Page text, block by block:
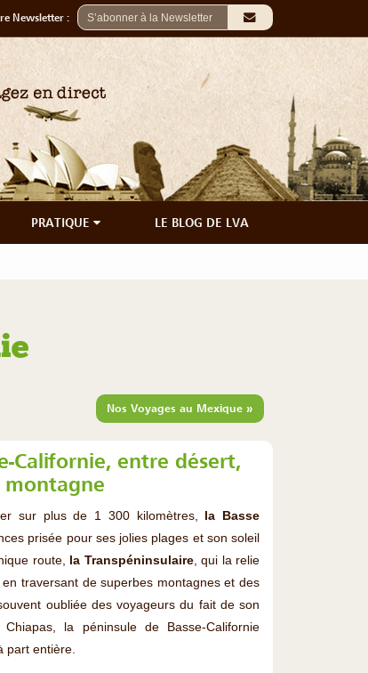
Newsletter :
PRATIQUE LE BLOG DE LVA
Nos Voyages au Mexique »
Californie, entre désert,
sur plus de 1 300 kilomètres,
la Basse
prisée pour ses jolies plages et son soleil
route, la Transpéninsulaire, qui la relie
traversant de superbes montagnes et des
oubliée des voyageurs du fait de son
la péninsule de Basse-Californie
part entière.